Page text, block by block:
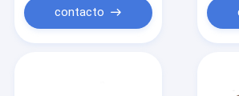
contacto